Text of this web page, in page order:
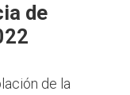
de
de la